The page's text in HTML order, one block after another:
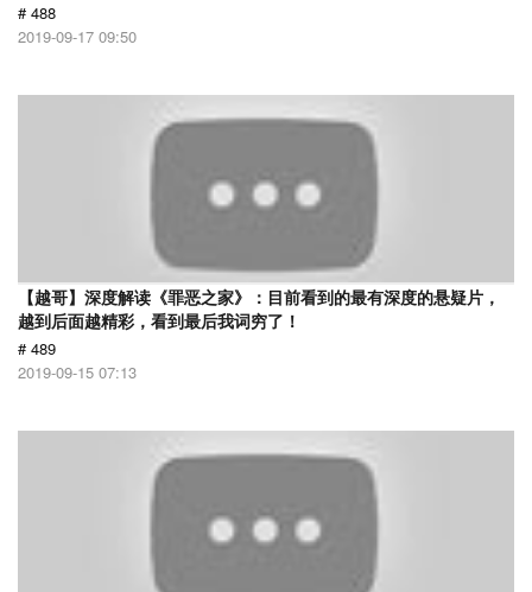
# 488
2019-09-17 09:50
【越哥】深度解读《罪恶之家》：目前看到的最有深度的悬疑片，
越到后面越精彩，看到最后我词穷了！
# 489
2019-09-15 07:13